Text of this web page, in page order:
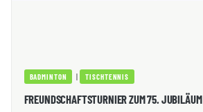
BADMINTON | TISCHTENNIS
FREUNDSCHAFTSTURNIER ZUM 75. JUBILÄUM